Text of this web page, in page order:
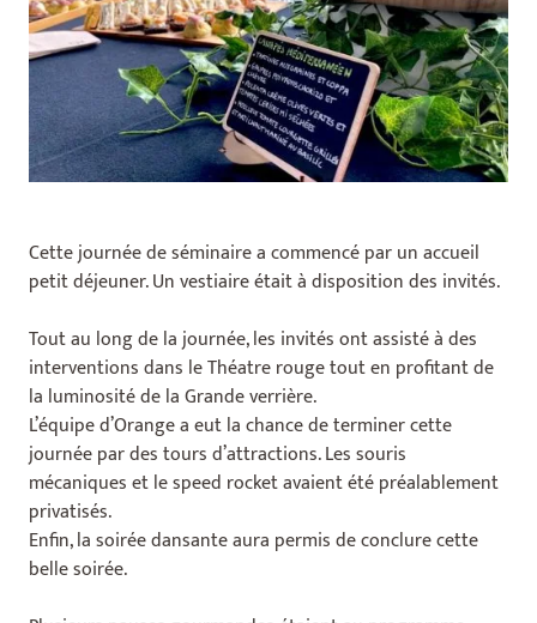
Cette journée de séminaire a commencé par un accueil
petit déjeuner. Un vestiaire était à disposition des invités.
Tout au long de la journée, les invités ont assisté à des
interventions dans le Théatre rouge tout en profitant de
la luminosité de la Grande verrière.
L’équipe d’Orange a eut la chance de terminer cette
journée par des tours d’attractions. Les souris
mécaniques et le speed rocket avaient été préalablement
privatisés.
Enfin, la soirée dansante aura permis de conclure cette
belle soirée.